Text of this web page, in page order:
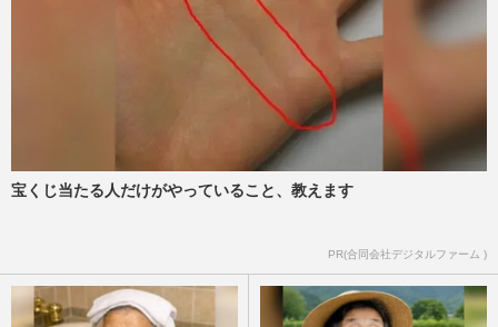
セルの進化と選びのポイン…
週刊女性2026年7月21日号
神田うの、娘の進路相談を“兼ねた”食事会
でディオール＆エルメス披露の異次元セレ
ブぶりに「どういう状況…
週刊女性PRIME
こども家庭庁が“予算全公開”予定も「遅す
を内閣府全体へ」と注文
週刊女性PRIME 2026/6/17
宝くじ当たる人だけがやっていること、教えます
PR(合同会社デジタルファーム )